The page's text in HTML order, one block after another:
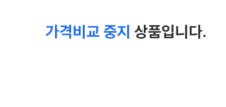
가격비교 중지 상품입니다.